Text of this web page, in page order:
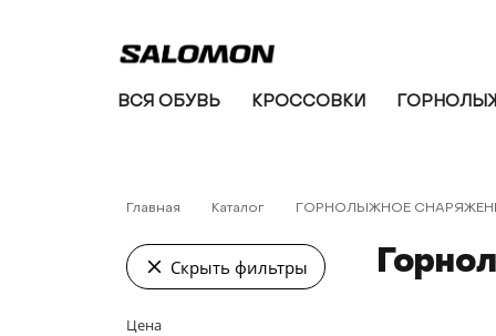
ВСЯ ОБУВЬ КРОССОВКИ
Главная Каталог ГОРНОЛЫЖНОЕ
Скрыть фильтры
Цена